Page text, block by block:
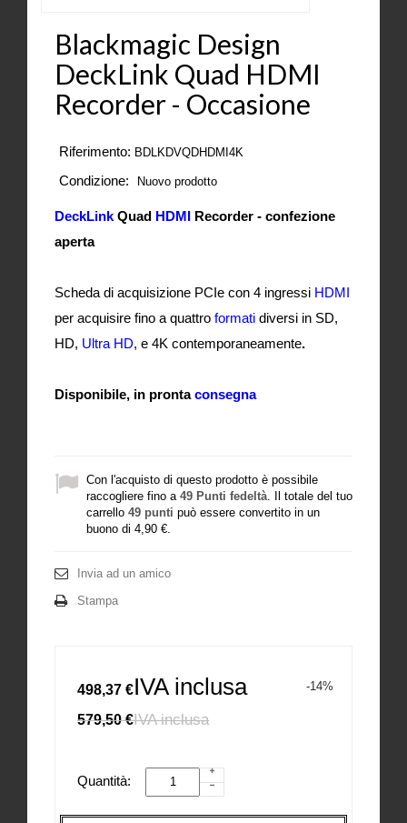
Blackmagic Design
DeckLink Quad HDMI
Recorder - Occasione
Riferimento: BDLKDVQDHDMI4K
Condizione: Nuovo prodotto
DeckLink Quad HDMI Recorder - confezione
aperta
Scheda di acquisizione PCIe con 4 ingressi HDMI
per acquisire fino a quattro formati diversi in SD,
HD, Ultra HD, e 4K contemporaneamente.
Disponibile, in prontaconsegna
Con l'acquisto di questo prodotto è possibile
raccogliere fino a 49 Punti fedeltà . Il totale del tuo
carrello 49 punti può essere convertito in un
buono di 4,90 €
Invia ad un amico
Stampa
498,37 €IVA inclusa -14%
579,50 €IVA inclusa
Quantità: